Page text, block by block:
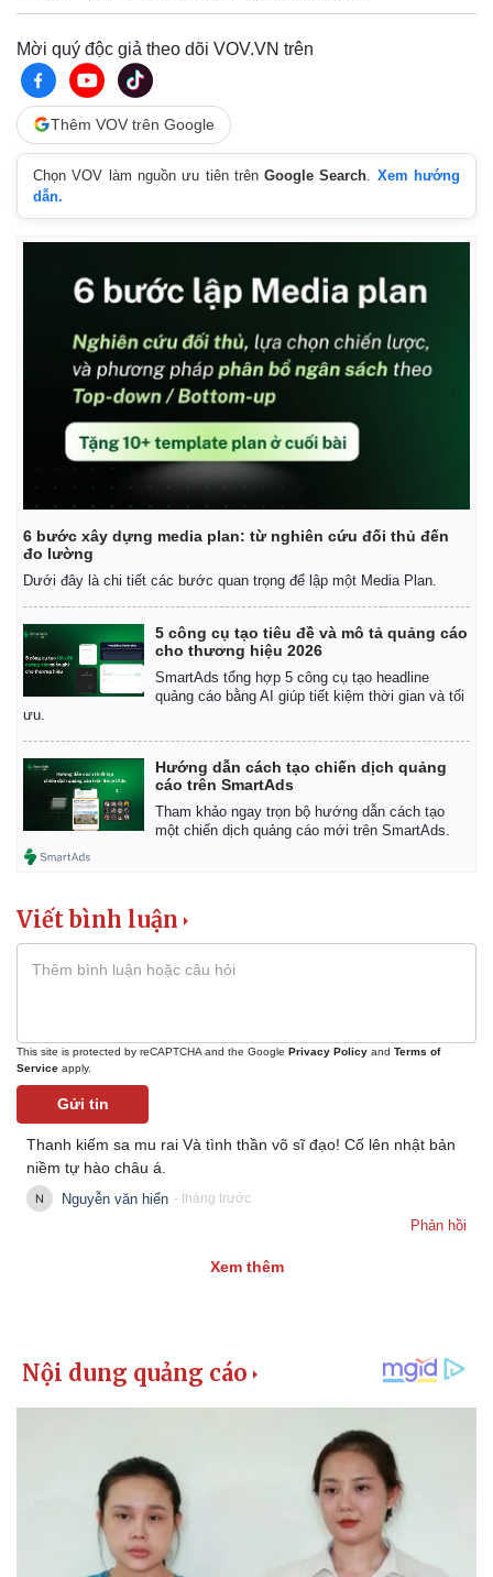
Kinh tế
Tỷ giá
Mời quý độc giả theo dõi VOV.VN trên
Thêm VOV trên Google
Chọn VOV làm nguồn ưu tiên trênGoogle Search
Xem hướng
dẫn.
6 bước xây dựng media plan: từ nghiên cứu đối thủ đến
đo lường
Dưới đây là chi tiết các bước quan trọng để lập một Media Plan.
5 công cụ tạo tiêu đề và mô tả quảng cáo
cho thương hiệu 2026
SmartAds tổng hợp 5 công cụ tạo headline
quảng cáo bằng AI giúp tiết kiệm thời gian và tối
ưu.
Hướng dẫn cách tạo chiến dịch quảng
cáo trên SmartAds
Tham khảo ngay trọn bộ hướng dẫn cách tạo
một chiến dịch quảng cáo mới trên SmartAds.
Viết bình luận
This site is protected by reCAPTCHA and the Google Privacy Policy and Terms of
Service apply.
Gửi tin
Thanh kiếm sa mu rai Và tình thần võ sĩ đạo! Cố lên nhật bản
niềm tự hào châu á.
Nguyễn văn hiển - tháng trước
Phản hồi
Xem thêm